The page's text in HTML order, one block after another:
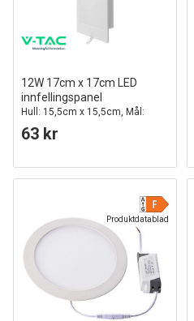
12W 17cm x 17cm LED
innfellingspanel
Hull: 15,5cm x 15,5cm, Mål:
17cm x 17cm
63 kr
Produktdatablad